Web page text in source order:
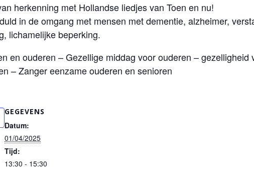
herkenning met Hollandse liedjes van Toen en nu!
in de omgang met mensen met dementie, alzheimer,
lichamelijke beperking.
en ouderen – Gezellige middag voor ouderen – gezelligheid
– Zanger eenzame ouderen en senioren
GEGEVENS
Datum:
01/04/2025
Tijd:
13:30 - 15:30